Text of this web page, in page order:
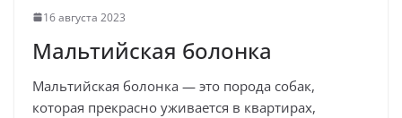
16 августа 2023
Мальтийская болонка
Мальтийская болонка — это порода собак,
которая прекрасно уживается в квартирах,